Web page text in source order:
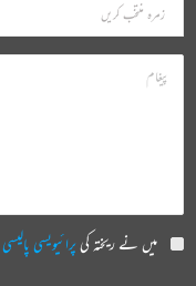
میں نے ریختہ کیپرائیویسی پالیسی